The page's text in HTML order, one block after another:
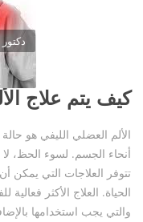
دكتور
كيف يتم علاج
الألم العضلي الليفي هو
أنحاء الجسم. لسوء الحظ، لا
تتوفر العلاجات التي يمكن
الحياة. العلاج الأكثر فعالية
والتي يجب استخدامها